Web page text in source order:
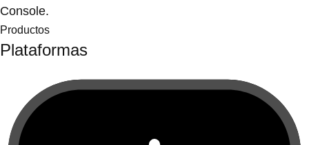
Console.
Productos
Plataformas